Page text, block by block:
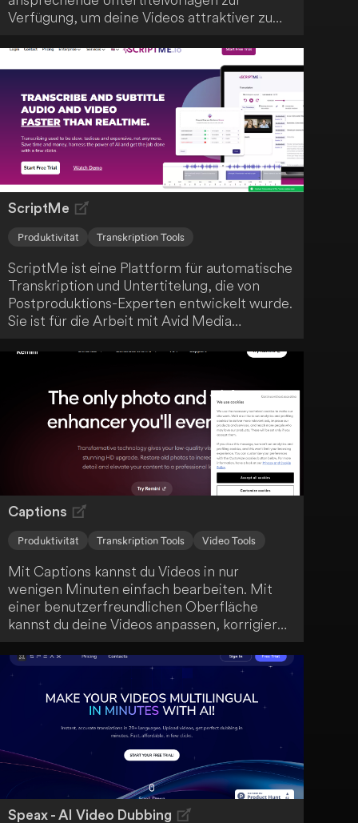
Verfügung, um deine Videos attraktiver zu
Benutzerfreundlichkeit und das Engagement
deiner Zuschauer.
ScriptMe
Produktivität Transkription Tools
ScriptMe ist eine Plattform für automatische
Transkription und Untertitelung, die von
Postproduktions-Experten entwickelt wurde.
Sie ist für die Arbeit mit Avid Media
Captions
Produktivität Transkription Tools Video Tools
Mit Captions kannst du Videos in nur
wenigen Minuten einfach bearbeiten. Mit
einer benutzerfreundlichen Oberfläche
kannst du deine Videos anpassen, korrigieren
und übersetzen. So maximierst du die
Reichweite deiner Inhalte mit minimalem
Aufwand.
Speax - AI Video Dubbing